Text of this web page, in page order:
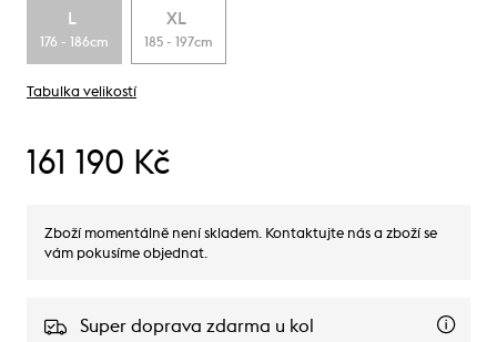
L
176 - 186cm
XL
185 - 197cm
Tabulka velikostí
161 190 Kč
Zboží momentálně není skladem. Kontaktujte nás a zboží se
vám pokusíme objednat.
Super doprava zdarma u kol